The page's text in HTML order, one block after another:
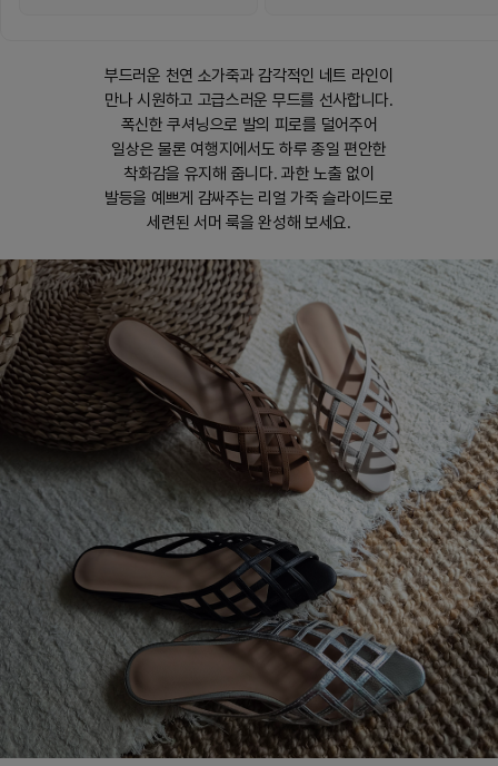
부드러운 천연 소가죽과 감각적인 네트 라인이
만나 시원하고 고급스러운 무드를 선사합니다.
폭신한 쿠셔닝으로 발의 피로를 덜어주어
일상은 물론 여행지에서도 하루 종일 편안한
착화감을 유지해 줍니다. 과한 노출 없이
발등을 예쁘게 감싸주는 리얼 가죽 슬라이드로
세련된 서머 룩을 완성해 보세요.